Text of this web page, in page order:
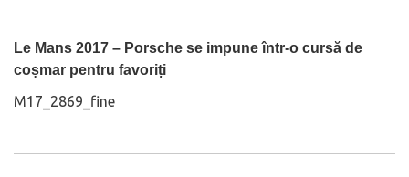
Le Mans 2017 – Porsche se impune într-o cursă de
coșmar pentru favoriți
M17_2869_fine